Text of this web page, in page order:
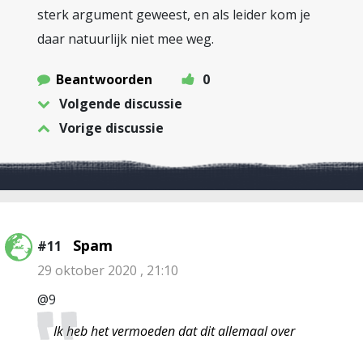
sterk argument geweest, en als leider kom je
daar natuurlijk niet mee weg.
Beantwoorden
0
Volgende discussie
Vorige discussie
#11 Spam
29 oktober 2020 , 21:10
@9
Ik heb het vermoeden dat dit allemaal over